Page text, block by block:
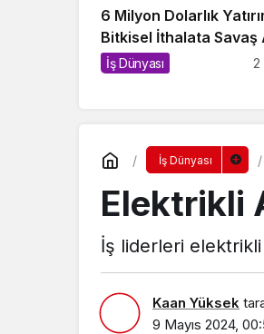
6 Milyon Dolarlık
Bitkisel İthalata Savaş
Yerli Tesis!
İş Dünyası 2
İş Dünyası
Elektrikli
İş liderleri
Kaan Yüksek
9 Mayıs 2024,